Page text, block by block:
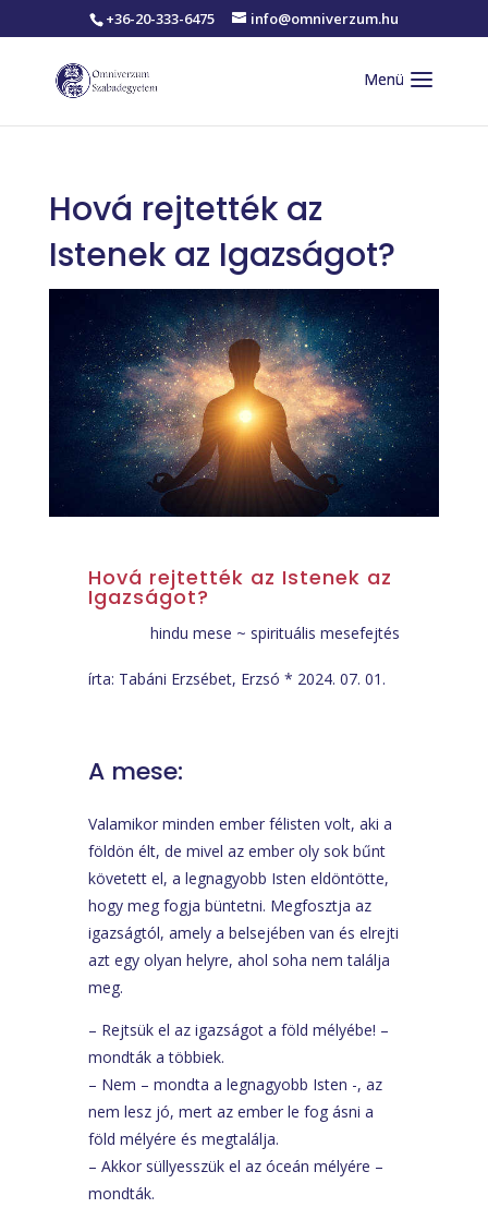
+36-20-333-6475 info@omniverzum.hu
Hová rejtették az
Istenek az Igazságot?
Hová rejtették az Istenek az
Igazságot?
hindu mese ~ spirituális mesefejtés
írta: Tabáni Erzsébet, Erzsó * 2024. 07. 01.
A mese:
Valamikor minden ember félisten volt, aki a
földön élt, de mivel az ember oly sok bűnt
követett el, a legnagyobb Isten eldöntötte,
hogy meg fogja büntetni. Megfosztja az
igazságtól, amely a belsejében van és elrejti
azt egy olyan helyre, ahol soha nem találja
meg.
– Rejtsük el az igazságot a föld mélyébe! –
mondták a többiek.
– Nem – mondta a legnagyobb Isten -, az
nem lesz jó, mert az ember le fog ásni a
föld mélyére és megtalálja.
– Akkor süllyesszük el az óceán mélyére –
mondták.